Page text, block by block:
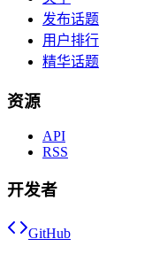
发布话题
用户排行
精华话题
资源
API
RSS
开发者
GitHub